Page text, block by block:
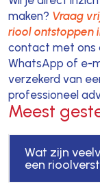
maken? Vraag
riool ontstoppen
contact met ons
WhatsApp of e-
verzekerd van
professioneel
Meest
Wat zijn
een